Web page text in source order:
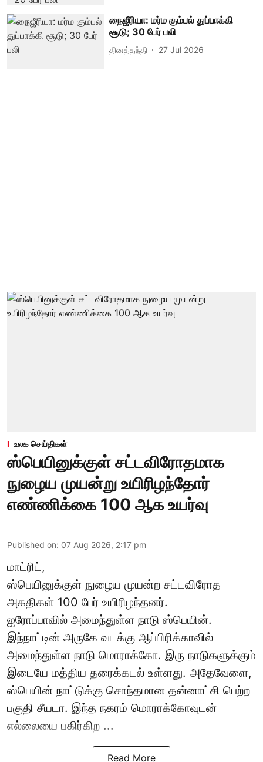
நைஜீரியா: மர்ம கும்பல் துப்பாக்கி
சூடு; 30 பேர் பலி
தினத்தந்தி 27 Jul 2026
உலக செய்திகள்
ஸ்பெயினுக்குள் சட்டவிரோதமாக
நுழைய முயன்று உயிரிழந்தோர்
எண்ணிக்கை 100 ஆக உயர்வு
Published on: 07 Aug 2026, 2:17 pm
மாட்ரிட்,
ஸ்பெயினுக்குள் நுழைய முயன்ற சட்டவிரோத
அகதிகள் 100 பேர் உயிரிழந்தனர்.
ஐரோப்பாவில் அமைந்துள்ள நாடு ஸ்பெயின்.
இந்நாட்டின் அருகே வடக்கு ஆப்பிரிக்காவில்
அமைந்துள்ள நாடு மொராக்கோ. இரு நாடுகளுக்கும்
இடையே மத்திய தரைக்கடல் உள்ளது. அதேவேளை,
ஸ்பெயின் நாட்டுக்கு சொந்தமான தன்னாட்சி பெற்ற
பகுதி சீயடா. இந்த நகரம் மொராக்கோவுடன்
எல்லையை பகிர்கிற ...
Read More